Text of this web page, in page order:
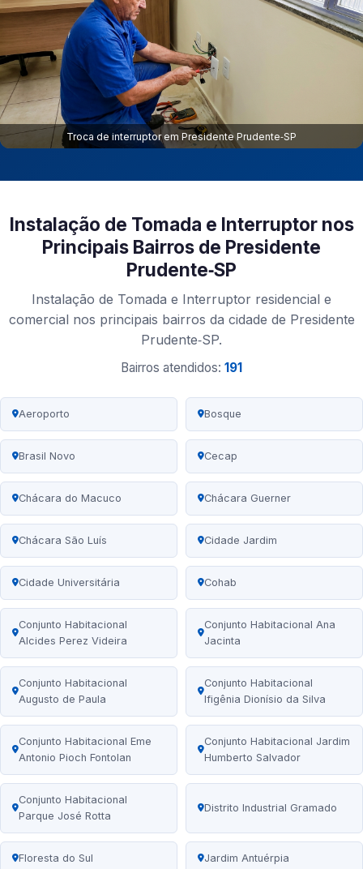
Troca de interruptor em Presidente Prudente‑SP
Instalação de Tomada e Interruptor nos
Principais Bairros de Presidente
Prudente‑SP
Instalação de Tomada e Interruptor residencial e
comercial nos principais bairros da cidade de Presidente
Prudente‑SP.
Bairros atendidos: 191
Aeroporto Bosque
Brasil Novo Cecap
Chácara do Macuco Chácara Guerner
Chácara São Luís Cidade Jardim
Cidade Universitária Cohab
Conjunto Habitacional
Alcides Perez Videira
Conjunto Habitacional Ana
Jacinta
Conjunto Habitacional
Augusto de Paula
Conjunto Habitacional
Ifigênia Dionísio da Silva
Conjunto Habitacional Eme
Antonio Pioch Fontolan
Conjunto Habitacional Jardim
Humberto Salvador
Conjunto Habitacional
Parque José Rotta
Distrito Industrial Gramado
Floresta do Sul Jardim Antuérpia